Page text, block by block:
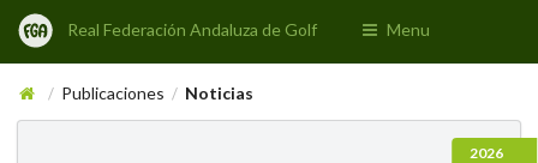
Real Federación Andaluza de Golf Menu
/ Publicaciones / Noticias
2026